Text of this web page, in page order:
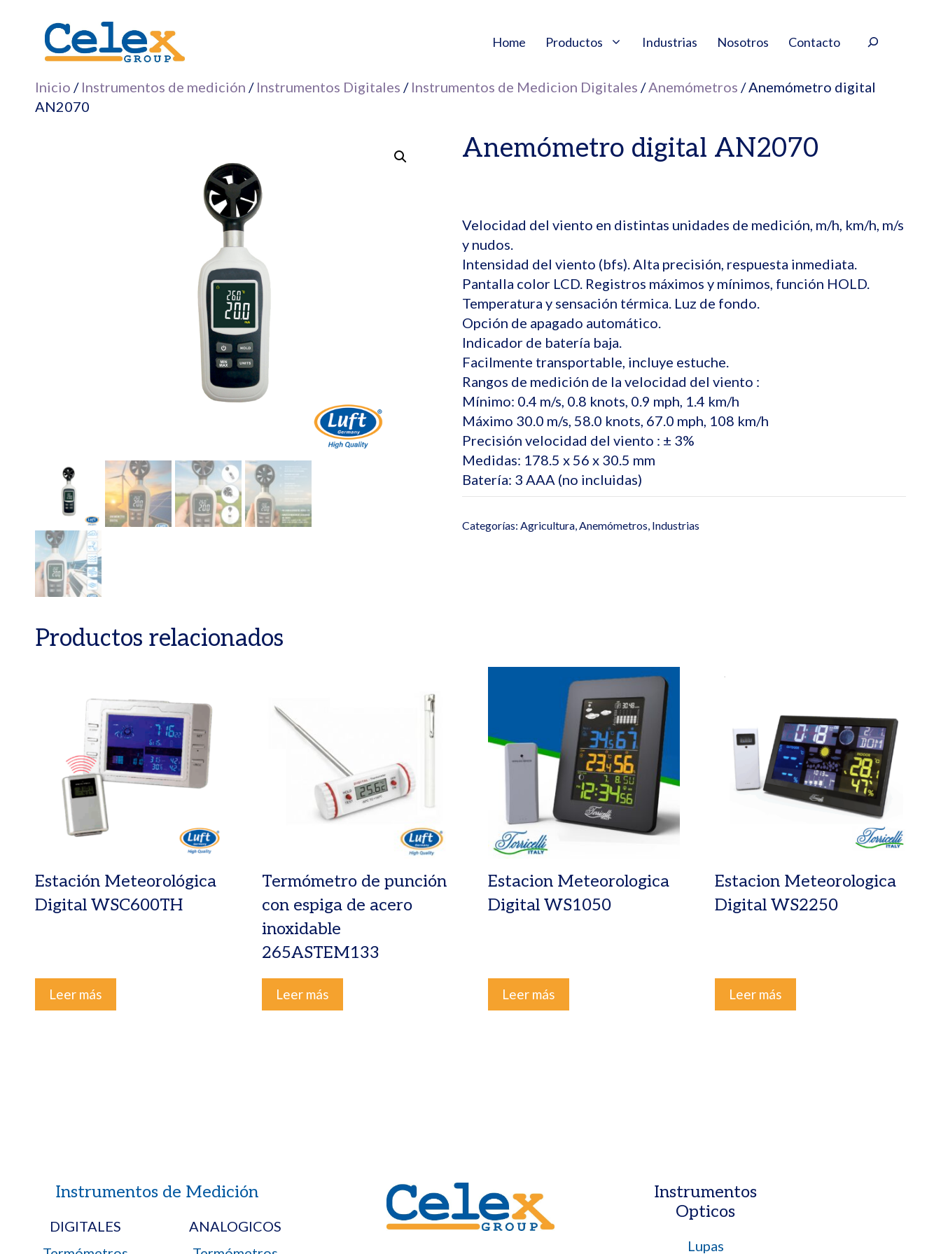
contenido
Home Productos Industrias Nosotros Contacto Buscar
Inicio / Instrumentos de medición / Instrumentos Digitales / Instrumentos de Medicion Digitales /Anemómetros / Anemómetro digital
AN2070
Anemómetro digital AN2070
Velocidad del viento en distintas unidades de medición, m/h, km/h, m/s
y nudos.
Intensidad del viento (bfs). Alta precisión, respuesta inmediata.
Pantalla color LCD. Registros máximos y mínimos, función HOLD.
Temperatura y sensación térmica. Luz de fondo.
Opción de apagado automático.
Indicador de batería baja.
Facilmente transportable, incluye estuche.
Rangos de medición de la velocidad del viento :
Mínimo: 0.4 m/s, 0.8 knots, 0.9 mph, 1.4 km/h
Máximo 30.0 m/s, 58.0 knots, 67.0 mph, 108 km/h
Precisión velocidad del viento : ± 3%
Medidas: 178.5 x 56 x 30.5 mm
Batería: 3 AAA (no incluidas)
Categorías: Agricultura,Anemómetros, Industrias
Productos relacionados
Estación Meteorológica
Digital WSC600TH
Leer más
Termómetro de punción
con espiga de acero
inoxidable
265ASTEM133
Leer más
Estacion Meteorologica
Digital WS1050
Leer más
Estacion Meteorologica
Digital WS2250
Leer más
Instrumentos de Medición
DIGITALES
ANALOGICOS
Instrumentos
Opticos
Lupas